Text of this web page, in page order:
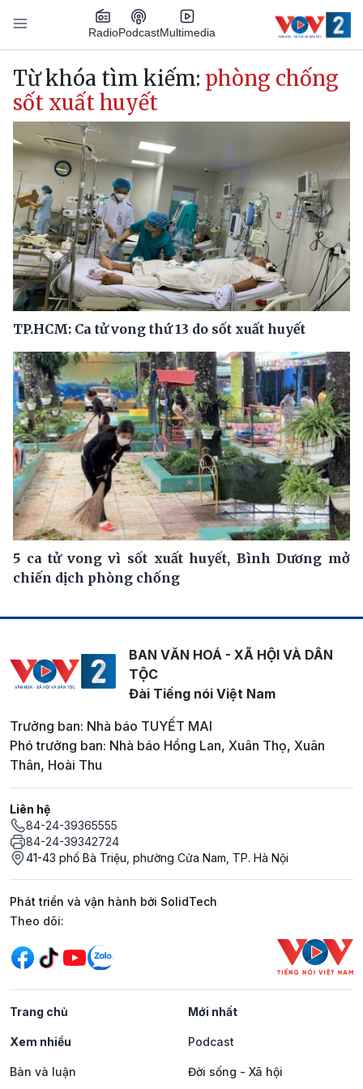
Nhảy đến nội dung
RadioPodcastMultimedia
Main navigation
Từ khóa tìm kiếm: phòng chống
sốt xuất huyết
TP.HCM: Ca tử vong thứ 13 do sốt xuất huyết
5 ca tử vong vì sốt xuất huyết, Bình Dương mở
chiến dịch phòng chống
BAN VĂN HOÁ - XÃ HỘI VÀ DÂN
TỘC
Đài Tiếng nói Việt Nam
Trưởng ban: Nhà báo TUYẾT MAI
Phó trưởng ban: Nhà báo Hồng Lan, Xuân Thọ, Xuân
Thân, Hoài Thu
Liên hệ
84-24-39365555
84-24-39342724
41-43 phố Bà Triệu, phường Cửa Nam, TP. Hà Nội
Phát triển và vận hành bởi SolidTech
Mạng xã hội
Theo dõi:
Trang chủ Mới nhất
Xem nhiều Podcast
Bàn và luận Đời sống - Xã hội